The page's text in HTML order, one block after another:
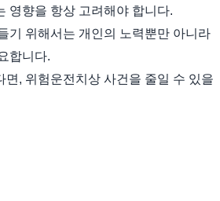
영향을 항상 고려해야 합니다.
기 위해서는 개인의 노력뿐만 아니라
합니다.
면, 위험운전치상 사건을 줄일 수 있을